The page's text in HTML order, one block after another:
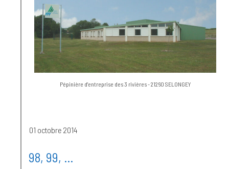
Pépinière d'entreprise des 3 rivières - 21260 SELONGEY
01 octobre 2014
98, 99, ...